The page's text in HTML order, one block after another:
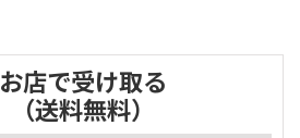
お店で受け取る
（送料無料）